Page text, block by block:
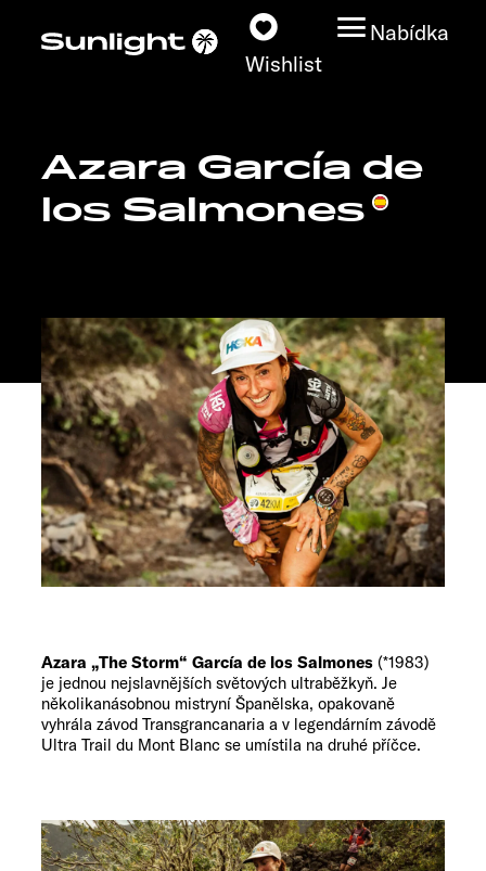
Wishlist
Nabídka
Modely
Prozkoumat
Servis
Azara García de
los Salmones
Azara „The Storm“ García de los Salmones (*1983)
je jednou nejslavnějších světových ultraběžkyň. Je
několikanásobnou mistryní Španělska, opakovaně
vyhrála závod Transgrancanaria a v legendárním závodě
Ultra Trail du Mont Blanc se umístila na druhé příčce.